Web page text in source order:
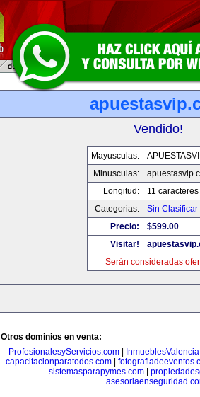
Vendido!
Mayusculas:
Minusculas:
Longitud:
11 caracteres
Categorias:
Sin Clasificar
Precio:
$599.00
Visitar!
Serán consideradas
Otros dominios en venta:
ProfesionalesyServicios.com|
capacitacionparatodos.com|
sistemasparapymes.com|